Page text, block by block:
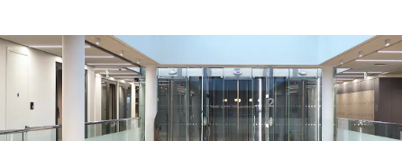
MARKT
Rest der Welt ()